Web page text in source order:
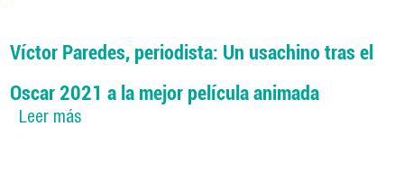
Víctor Paredes, periodista: Un usachino tras el
Oscar 2021 a la mejor película animada
Leer mássobre Víctor Paredes, periodista: Un usachino